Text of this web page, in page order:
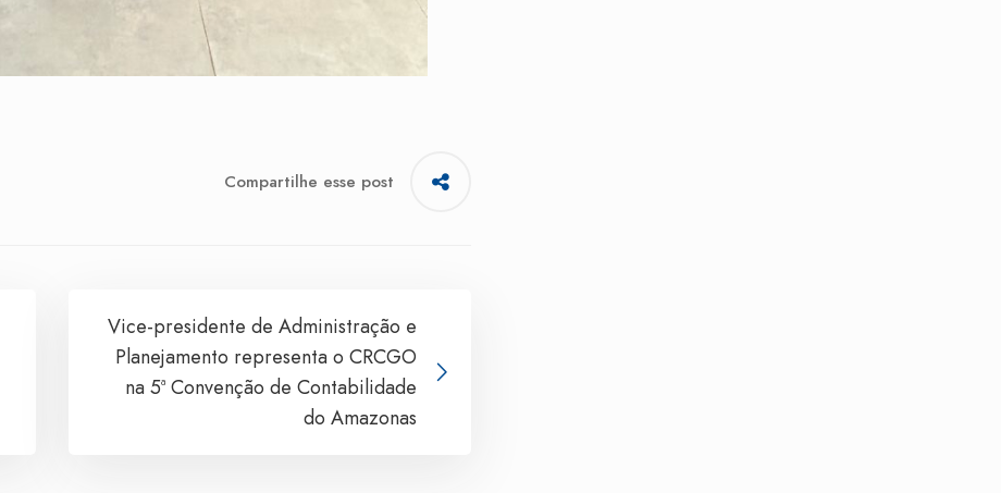
Compartilhe esse post
Vice-presidente de Administração e
Planejamento representa o CRCGO
na 5ª Convenção de Contabilidade
do Amazonas